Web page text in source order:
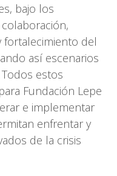
bajo los
fortalecimiento del
así escenarios
estos
Fundación Lepe
e implementar
enfrentar y
de la crisis